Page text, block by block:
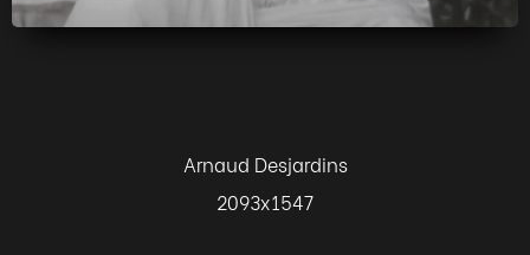
Arnaud Desjardins
2093x1547